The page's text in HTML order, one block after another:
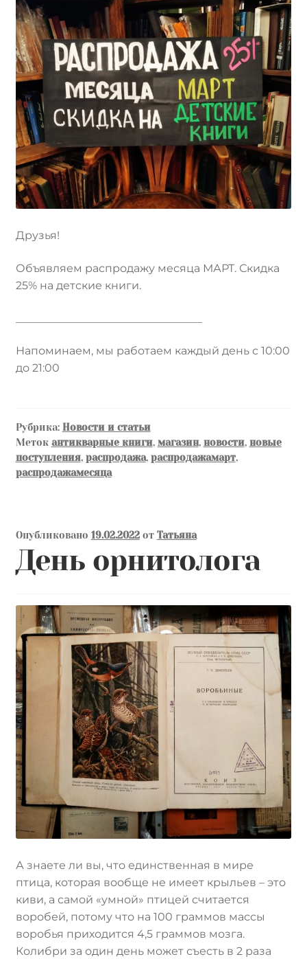
Друзья!
Объявляем распродажу месяца МАРТ. Скидка
25% на детские книги.
Напоминаем, мы работаем каждый день с 10:00
до 21:00
Рубрика: Новости и статьи
Меток антикварные книги, магазин, новости, новые
поступления, распродажа, распродажамарт,
распродажамесяца
Опубликовано 19.02.2022 от Татьяна
День орнитолога
А знаете ли вы, что единственная в мире
птица, которая вообще не имеет крыльев – это
киви, а самой «умной» птицей считается
воробей, потому что на 100 граммов массы
воробья приходится 4,5 граммов мозга.
Колибри за один день может съесть в 2 раза